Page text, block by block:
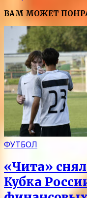
ВАМ МОЖЕТ
ФУТБОЛ
«Чита»
Кубка